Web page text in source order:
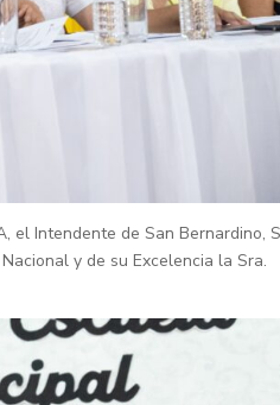
el Intendente de San Bernardino,
y de su Excelencia la Sra.